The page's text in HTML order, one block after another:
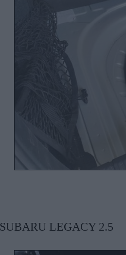
SUBARU LEGACY 2.5